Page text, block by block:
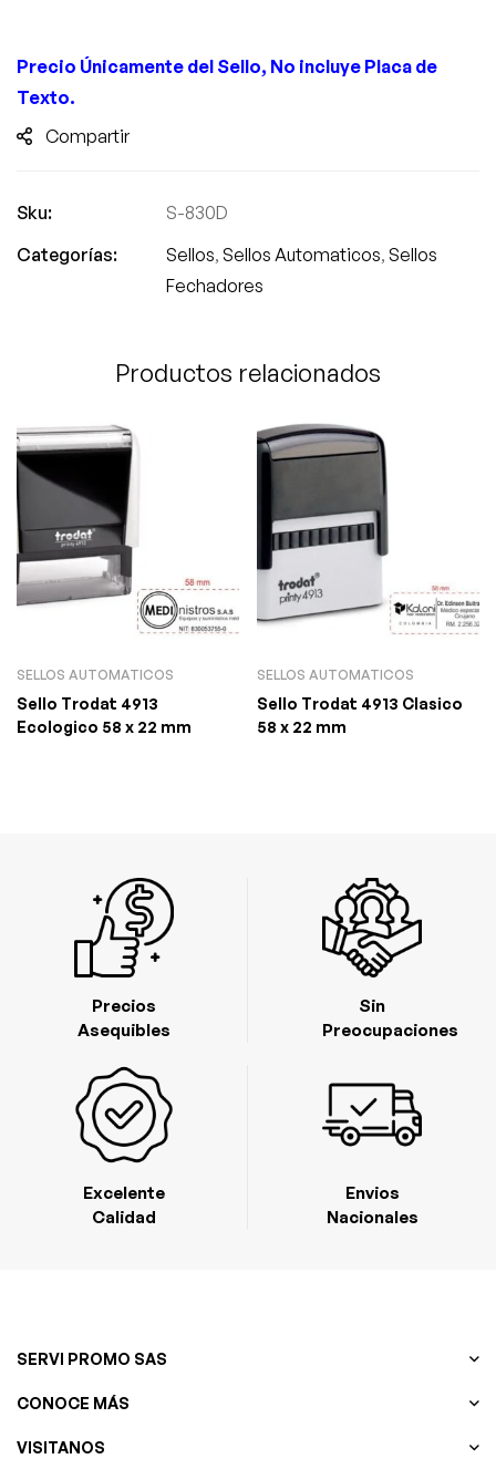
Precio Únicamente del Sello, No incluye Placa de
Texto.
Compartir
Sku:
S-830D
Categorías:
Sellos, Sellos Automaticos, Sellos
Fechadores
Productos relacionados
SELLOS AUTOMATICOS
Sello Trodat 4913
Ecologico 58 x 22 mm
SELLOS AUTOMATICOS
Sello Trodat 4913 Clasico
58 x 22 mm
Excelente
Calidad
Precios
Asequibles
Envios
Nacionales
Sin
Preocupaciones
SERVI PROMO SAS
CONOCE MÁS
VISITANOS